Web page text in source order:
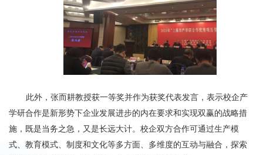
此外，张而耕教授获一等奖并作为获奖代表发言，表示校企产
学研合作是新形势下企业发展进步的内在要求和实现双赢的战略措
施，既是当务之急，又是长远大计。校企双方合作可通过生产模
式、教育模式、制度和文化等多方面、多维度的互动与融合，探索